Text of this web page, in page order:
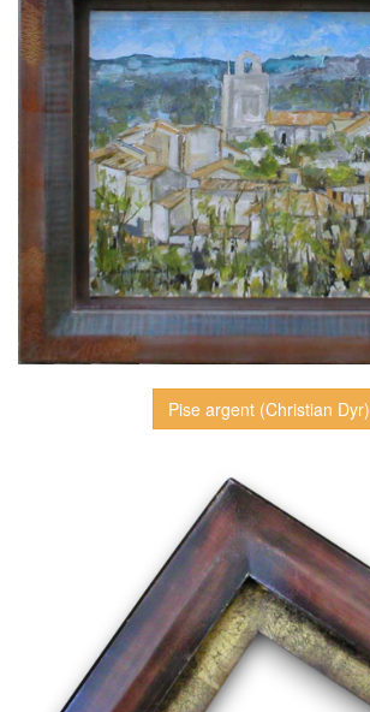
Pise argent (Christian Dyr)